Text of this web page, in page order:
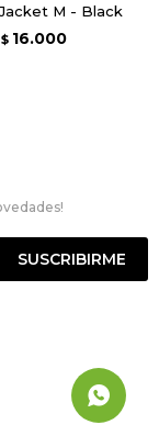
M - Black
$ 16.000
SUSCRIBIRME